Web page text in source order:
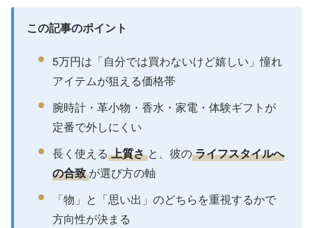
この記事のポイント
5万円は「自分では買わないけど嬉しい」憧れ
アイテムが狙える価格帯
腕時計・革小物・香水・家電・体験ギフトが
定番で外しにくい
長く使える上質さ と、彼のライフスタイルへ
の合致 が選び方の軸
「物」と「思い出」のどちらを重視するかで
方向性が決まる